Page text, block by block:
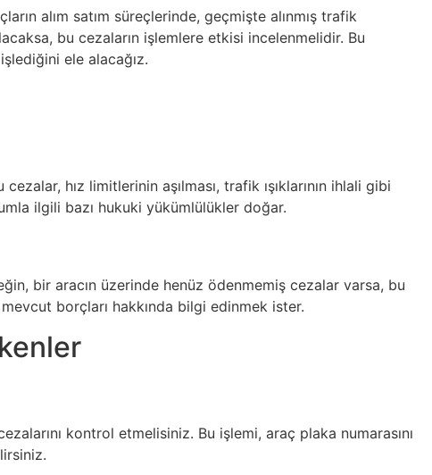
alım satım süreçlerinde, geçmişte alınmış trafik
bu cezaların işlemlere etkisi incelenmelidir. Bu
ele alacağız.
hız limitlerinin aşılması, trafik ışıklarının ihlali gibi
ilgili bazı hukuki yükümlülükler doğar.
bir aracın üzerinde henüz ödenmemiş cezalar varsa, bu
borçları hakkında bilgi edinmek ister.
kontrol etmelisiniz. Bu işlemi, araç plaka numarasını